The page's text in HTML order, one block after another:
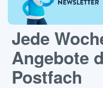
Jede
Angebote
Postfach